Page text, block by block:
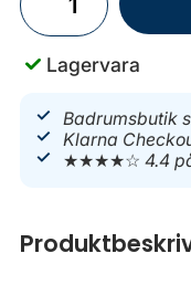
Lagervara
Badrumsbutik
Klarna
★★★★☆4.4